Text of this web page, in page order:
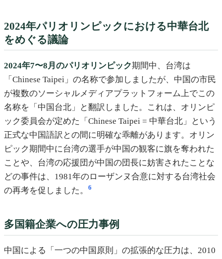
2024年パリオリンピックにおける中華台北
をめぐる議論
2024年7〜8月のパリオリンピック期間中、台湾は
「Chinese Taipei」の名称で参加しましたが、中国の市民
が複数のソーシャルメディアプラットフォーム上でこの
名称を「中国台北」と翻訳しました。これは、オリンピ
ック委員会が定めた「Chinese Taipei = 中華台北」という
正式な中国語訳との間に明確な乖離があります。オリン
ピック期間中に台湾の選手が中国の観客に旗を奪われた
ことや、台湾の応援団が中国の団長に妨害されたことな
どの事件は、1981年のローザンヌ合意に対する台湾社会
の再考を促しました。
6
多国籍企業への圧力事例
中国による「一つの中国原則」の拡張的な圧力は、2010